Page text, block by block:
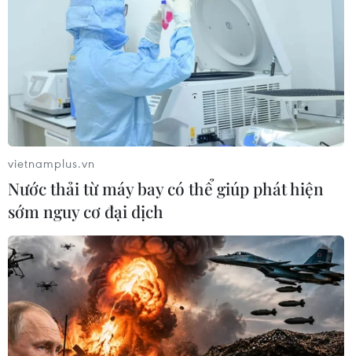
Hai tháng đầu năm 2025, tai nạn giao
thông giảm cả ba tiêu chí
25/02/2025 12:07
So với 2 tháng đầu năm 2024, tai nạn giao thông giảm
cả ba tiêu chí, trong đó, số vụ tai nạn giảm 1.436 vụ
(29,43%), giảm 189 người chết (9,19%), giảm 1.616
người bị thương (41,14%).
vietnamplus.vn
Nước thải từ máy bay có thể giúp phát hiện
sớm nguy cơ đại dịch